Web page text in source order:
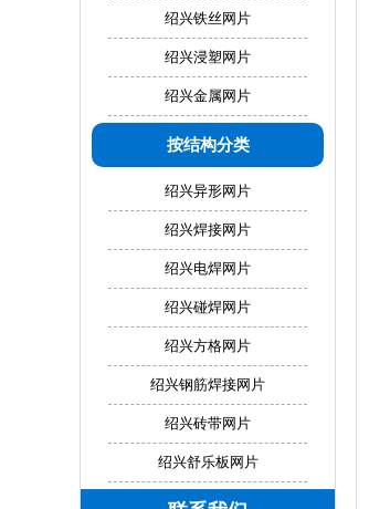
绍兴铁丝网片
绍兴浸塑网片
绍兴金属网片
按结构分类
绍兴异形网片
绍兴焊接网片
绍兴电焊网片
绍兴碰焊网片
绍兴方格网片
绍兴钢筋焊接网片
绍兴砖带网片
绍兴舒乐板网片